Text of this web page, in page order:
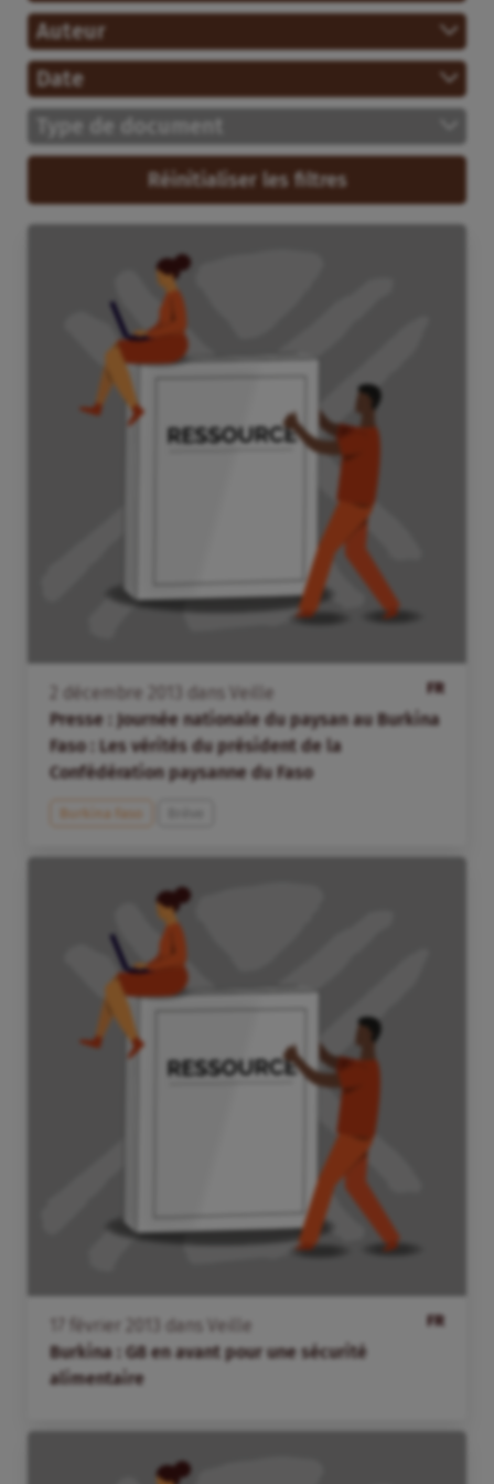
Auteur
Date
Type de document
Réinitialiser les filtres
FR
décembre dans
Veille
Presse : Journée nationale du paysan au Burkina
Faso : Les vérités du président de la
Confédération paysanne du Faso
Burkina Faso
FR
février dans
Veille
Burkina : G8 en avant pour une sécurité
alimentaire